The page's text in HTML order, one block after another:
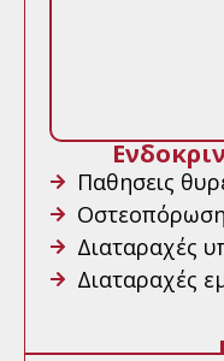
Παθησεις
Οστεοπόρωση
Διαταραχές
Διαταραχές